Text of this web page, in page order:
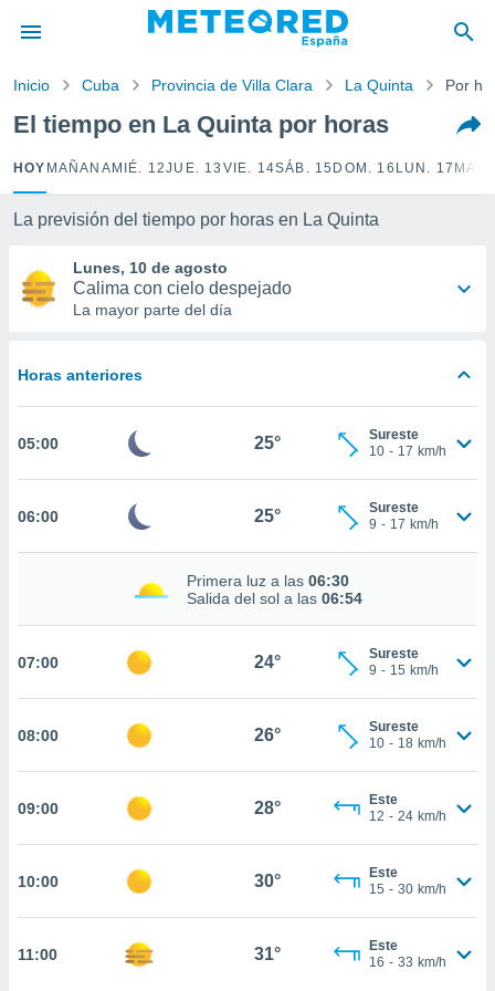
por
para
que se
calidad.
a este
y
digital
permite
seguir
a la
todas
nuestros
nos
análisis
perfil
y
en
CONFIGURACIÓN
Inicio Cuba Provincia de Villa Clara La Quinta Por
El tiempo en La Quinta por horas
HOY MAÑANA MIÉ. 12JUE. 13 VIE. 14SÁB. 15 DOM. 16 LUN. 17
La previsión del tiempo por horas en La Quinta
Lunes, 10 de agosto
Calima con cielo despejado
La mayor parte del día
Horas anteriores
05:00 25°
Sureste
10 - 17 km/h
06:00 25°
Sureste
9 - 17 km/h
Primera luz a las 06:30
Salida del sol a las 06:54
07:00 24°
Sureste
9 - 15 km/h
08:00 26°
Sureste
10 - 18 km/h
09:00 28°
Este
12 - 24 km/h
10:00 30°
Este
15 - 30 km/h
11:00 31°
Este
16 - 33 km/h